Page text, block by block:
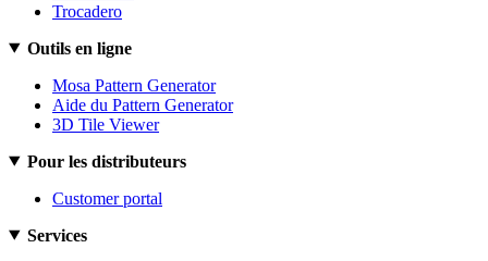
Trocadero
Outils en ligne
Mosa Pattern Generator
Aide du Pattern Generator
3D Tile Viewer
Pour les distributeurs
Customer portal
Services